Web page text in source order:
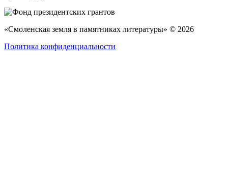
«Смоленская земля в памятниках литературы» © 2026
Политика конфиденциальности